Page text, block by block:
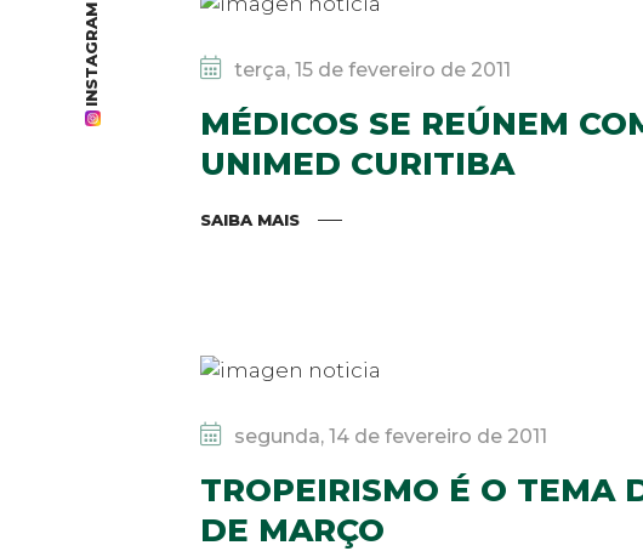
INSTAGRAM terça, 15 de fevereiro de 2011
MÉDICOS SE REÚNEM
UNIMED CURITIBA
SAIBA MAIS
segunda, 14 de fevereiro de 2011
TROPEIRISMO É O TEMA
DE MARÇO